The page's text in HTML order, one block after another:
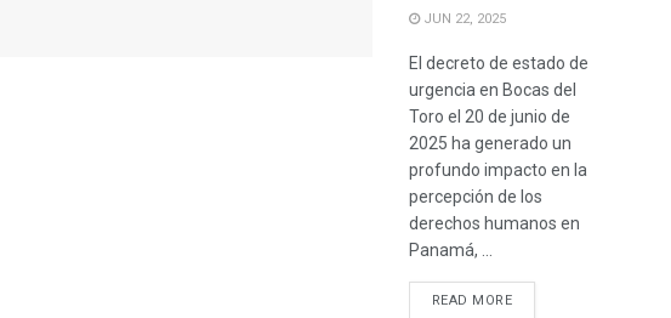
JUN 22, 2025
El decreto de estado de
urgencia en Bocas del
Toro el 20 de junio de
2025 ha generado un
profundo impacto en la
percepción de los
derechos humanos en
Panamá, ...
READ MORE